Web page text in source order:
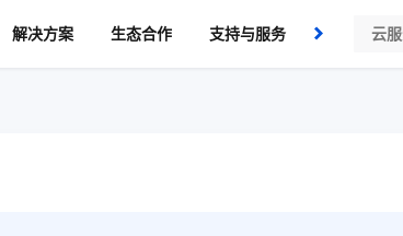
解决方案 生态合作 支持与服务
了解我们